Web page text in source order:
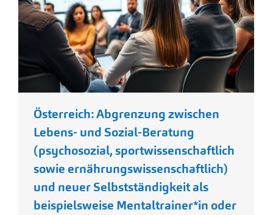
Österreich: Abgrenzung zwischen
Lebens- und Sozial-Beratung
(psychosozial, sportwissenschaftlich
sowie ernährungswissenschaftlich)
und neuer Selbstständigkeit als
beispielsweise Mentaltrainer*in oder